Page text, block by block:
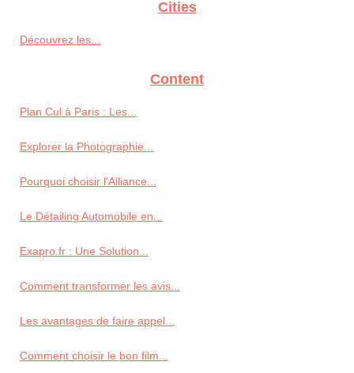
Cities
Découvrez les...
Content
Plan Cul à Paris : Les...
Explorer la Photographie...
Pourquoi choisir l'Alliance...
Le Détailing Automobile en...
Exapro.fr : Une Solution...
Comment transformer les avis...
Les avantages de faire appel...
Comment choisir le bon film...